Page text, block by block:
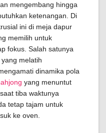
mengembang hingga
ketenangan. Di
ini di meja dapur
memilih untuk
fokus. Salah satunya
melatih
dinamika pola
yang menuntut
tiba waktunya
tetap tajam untuk
ke oven.